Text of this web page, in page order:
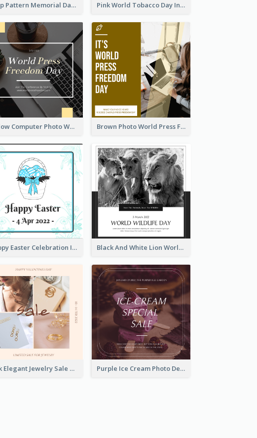
Strip Pattern Memorial Day Instagram Post Pink World Tobacco Day Instagram Post
Yellow Computer Photo World Press Freedom Day Instagram Post Brown Photo World Press Freedom Day Instagram Post
Happy Easter Celebration Instagram Post Black And White Lion World Wildlife Day Instagram Post
Pink Elegant Jewelry Sale Valentines Day Instagram Post Purple Ice Cream Photo Dessert Sale Instagram Post